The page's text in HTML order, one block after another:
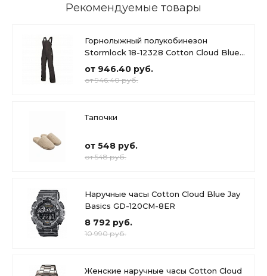
Рекомендуемые товары
Горнолыжный полукобинезон
Stormlock 18-12328 Cotton Cloud Blue
Jay Basics
от 946.40 руб.
от 946.40 руб.
Тапочки
от 548 руб.
от 548 руб.
Наручные часы Cotton Cloud Blue Jay
Basics GD-120CM-8ER
8 792 руб.
10 990 руб.
Женские наручные часы Cotton Cloud